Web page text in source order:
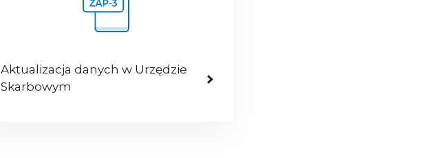
Aktualizacja danych w Urzędzie
Skarbowym